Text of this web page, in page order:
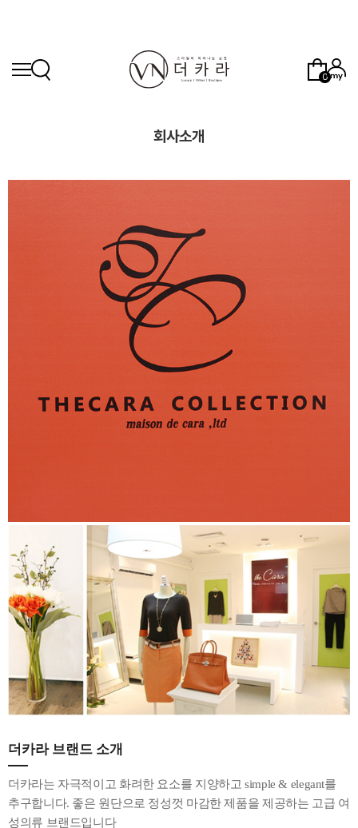
0
회사소개
더카라 브랜드 소개
더카라는 자극적이고 화려한 요소를 지양하고 simple & elegant를
추구합니다. 좋은 원단으로 정성껏 마감한 제품을 제공하는 고급 여
성의류 브랜드입니다